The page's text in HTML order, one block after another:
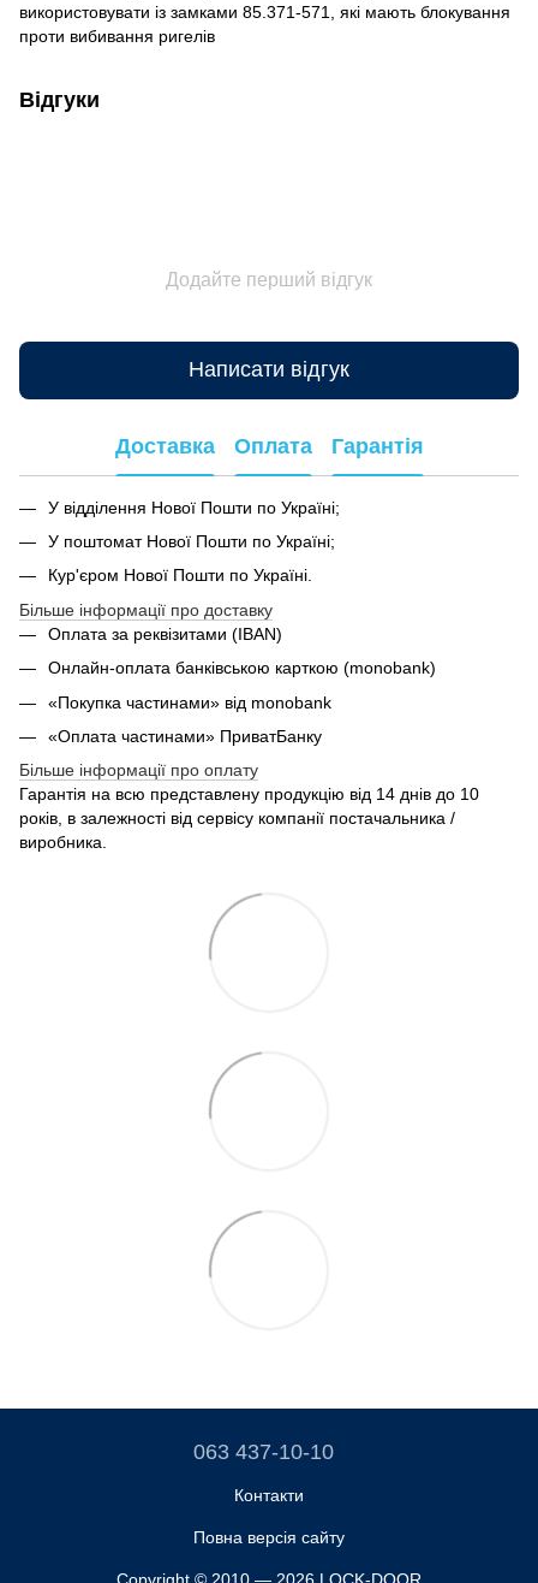
використовувати із замками 85.371-571, які мають блокування
проти вибивання ригелів
Відгуки
Додайте перший відгук
Написати відгук
Доставка Оплата Гарантія
У відділення Нової Пошти по Україні;
У поштомат Нової Пошти по Україні;
Кур'єром Нової Пошти по Україні.
Більше інформації про доставку
Оплата за реквізитами (IBAN)
Онлайн-оплата банківською карткою (monobank)
«Покупка частинами» від monobank
«Оплата частинами» ПриватБанку
Більше інформації про оплату
Гарантія на всю представлену продукцію від 14 днів до 10
років, в залежності від сервісу компанії постачальника /
виробника.
063 437-10-10
Контакти
Повна версія сайту
Copyright © 2010 — 2026 LOCK-DOOR